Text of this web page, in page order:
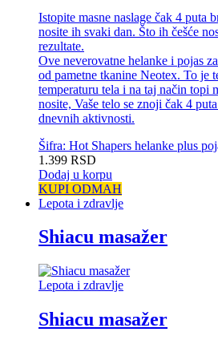
Istopite masne naslage čak 4 puta
nosite ih svaki dan. Što ih češće
rezultate.
Ove neverovatne helanke i pojas
od pametne tkanine Neotex. To je
temperaturu tela i na taj način topi
nosite, Vaše telo se znoji čak 4
dnevnih aktivnosti.
Šifra: Hot Shapers helanke plus
1.399 RSD
Dodaj u korpu
KUPI ODMAH
Lepota i zdravlje
Shiacu masažer
Lepota i zdravlje
Shiacu masažer